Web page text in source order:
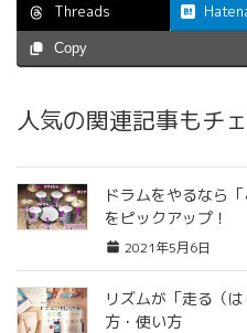
Threads
Copy
人気の関連記事もチ
ドラムをやるなら
をピックアップ！
2021年5月6日
リズムが「走る（
方・使い方